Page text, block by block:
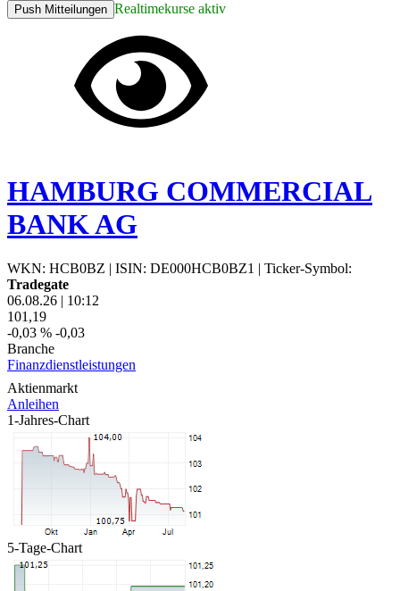
Push Mitteilungen Realtimekurse aktiv
HAMBURG COMMERCIAL
BANK AG
WKN: HCB0BZ | ISIN: DE000HCB0BZ1 | Ticker-Symbol:
Tradegate
06.08.26 | 10:12
101,19
-0,03 % -0,03
Branche
Finanzdienstleistungen
Aktienmarkt
Anleihen
1-Jahres-Chart
5-Tage-Chart